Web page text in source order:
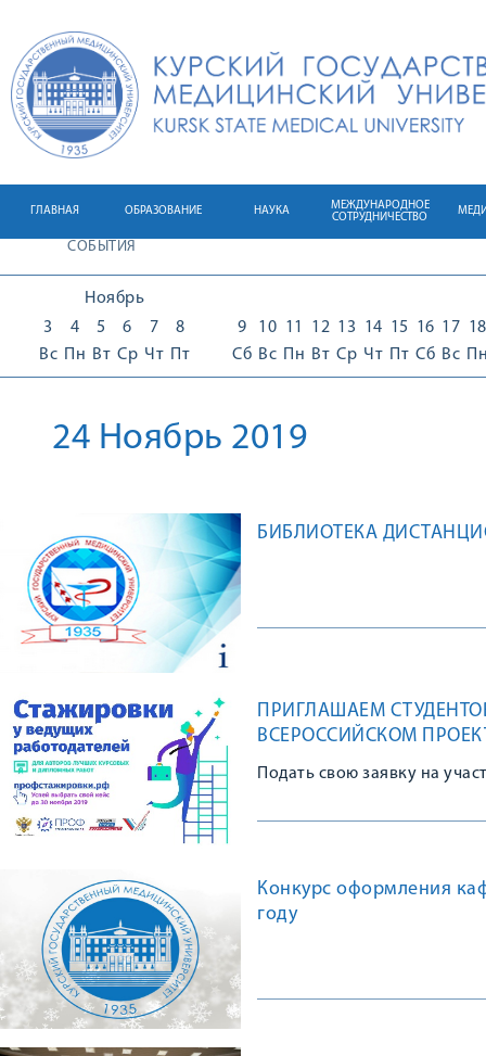
ГЛАВНАЯ ОБРАЗОВАНИЕ НАУКА
МЕЖДУНАРОДНОЕ
СОТРУДНИЧЕСТВО
СОБЫТИЯ
Ноябрь
3
Вс
4
Пн
5
Вт
6
Ср
7
Чт
8
Пт
9
Сб
10
Вс
11
Пн
12
Вт
13
Ср
14
Чт
15
Пт
16
Сб
17
Вс
18
24 Ноябрь 2019
БИБЛИОТЕКА
ПРИГЛАШАЕМ
ВСЕРОССИЙСКОМ
Подать свою заявку на
Конкурс оформления
году